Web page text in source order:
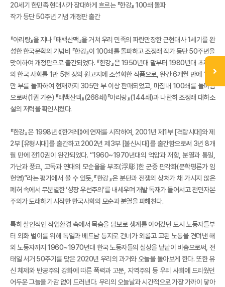
20세기 한민족 현대사가 장대하게 흐르는 『한강』 100쇄 돌파
작가 등단 50주년 기념 개정판 출간
『아리랑』을 지나 『태백산맥』을 거쳐 우리 민족의 파란만장한 근현대사 1세기를 완
성한 한국문학의 기념비 『한강』이 100쇄를 돌파하고 조정래 작가 등단 50주년을
맞이하여 개정판으로 출간되었다. 『한강』은 1950년대 말부터 1980년대 초까지
의 한국 사회를 1만 5천 장의 원고지에 소설화한 작품으로, 완간 6개월 만에 150
만 부를 돌파하여 현재까지 305만 부 이상 판매되었고, 마침내 100쇄를 돌파함
으로써(1권 기준) 『태백산맥』(266쇄)『아리랑』(144쇄)과 나란히 조정래 대하소
설의 저력을 확인시켰다.
『한강』은 1998년 《한겨레》에 연재를 시작하여, 2001년 제1부 [격랑시대]와 제
2부 [유형시대]를 출간하고 2002년 제3부 [불신시대]를 출간함으로써 3년 8개
월 만에 전10권이 완간되었다. “1960~1970년대의 억압과 저항, 분열과 통일,
가난과 풍요, 고독과 연대의 모순율을 부조(浮彫)한 군중 판각화(문학평론가 임
헌영)”라는 평가에서 볼 수 있듯,『한강』은 분단과 전쟁의 상처가 채 가시지 않은
폐허 속에서 무분별한 ‘성장 우선주의’를 내세우며 개발 독재가 들어서고 천민자본
주의가 도래하기 시작한 한국사회의 모순과 분열을 파헤친다.
특히 살인적인 작업환경 속에서 목숨을 담보로 생계를 이어갔던 도시 노동자들부
터 외화 벌이를 위해 독일과 베트남 등지로 건너가 외롭고 고된 노동을 견뎌낸 해
외 노동자까지 1960~1970년대 한국 노동자들의 실상을 낱낱이 비춤으로써, 전
태일 서거 50주기를 맞은 2020년 우리의 과거와 오늘을 돌아보게 한다. 또한 유
신 체제와 반공주의 강화에 따른 폭력과 고문, 지역주의 등 우리 사회에 드리웠던
어두운 그늘을 가감 없이 드러낸다. 우리의 오늘날과 시간적으로 가장 가까이 닿아